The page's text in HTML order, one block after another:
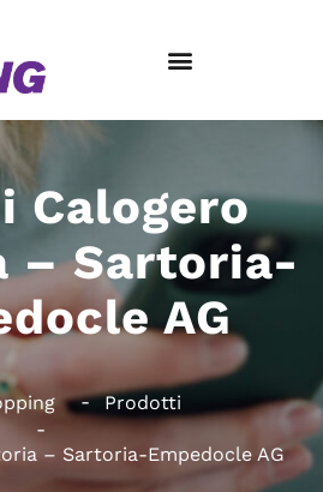
Calogero
– Sartoria-
AG
Prodotti
– Sartoria-Empedocle AG